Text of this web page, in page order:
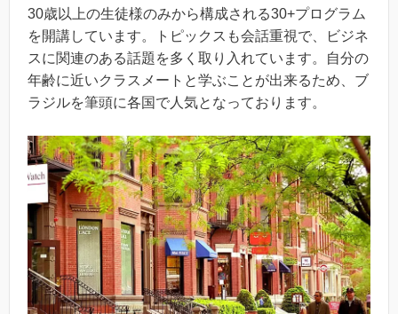
30歳以上の生徒様のみから構成される30+プログラム
を開講しています。トピックスも会話重視で、ビジネ
スに関連のある話題を多く取り入れています。自分の
年齢に近いクラスメートと学ぶことが出来るため、ブ
ラジルを筆頭に各国で人気となっております。